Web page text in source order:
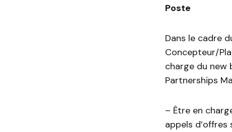
Poste
Dans le cadre
Concepteur/
charge du new
Partnerships
– Être en
appels